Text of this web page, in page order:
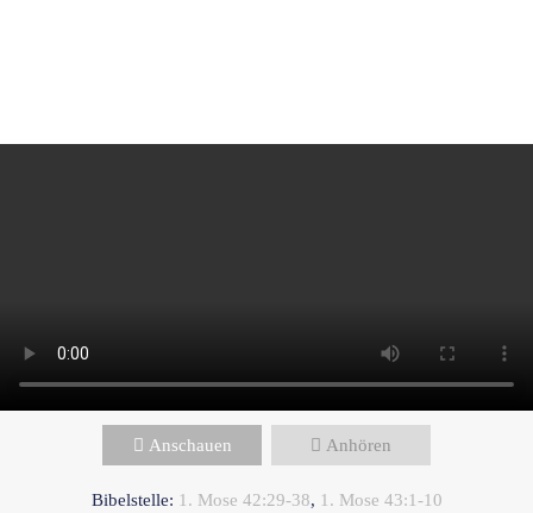
Anschauen Anhören
Bibelstelle: 1. Mose 42:29-38, 1. Mose 43:1-10